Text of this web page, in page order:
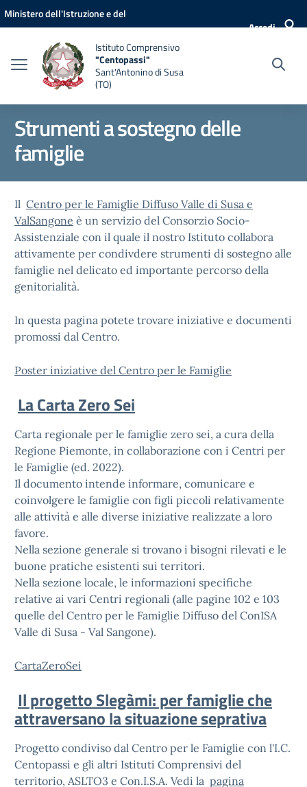
Vai ai contenuti
Vai al menu di navigazione
Vai al footer
Ministero dell'Istruzione e del
Accedi
Istituto Comprensivo
"Centopassi"
Sant'Antonino di Susa
(TO)
Strumenti a sostegno delle
famiglie
Il Centro per le Famiglie Diffuso Valle di Susa e
ValSangone è un servizio del Consorzio Socio-
Assistenziale con il quale il nostro Istituto collabora
attivamente per condivdere strumenti di sostegno alle
famiglie nel delicato ed importante percorso della
genitorialità.
In questa pagina potete trovare iniziative e documenti
promossi dal Centro.
Poster iniziative del Centro per le Famiglie
La Carta Zero Sei
Carta regionale per le famiglie zero sei, a cura della
Regione Piemonte, in collaborazione con i Centri per
le Famiglie (ed. 2022).
Il documento intende informare, comunicare e
coinvolgere le famiglie con figli piccoli relativamente
alle attività e alle diverse iniziative realizzate a loro
favore.
Nella sezione generale si trovano i bisogni rilevati e le
buone pratiche esistenti sui territori.
Nella sezione locale, le informazioni specifiche
relative ai vari Centri regionali (alle pagine 102 e 103
quelle del Centro per le Famiglie Diffuso del ConISA
Valle di Susa - Val Sangone).
CartaZeroSei
Il progetto Slegàmi: per famiglie che
attraversano la situazione seprativa
Progetto condiviso dal Centro per le Famiglie con l'I.C.
Centopassi e gli altri Istituti Comprensivi del
territorio, ASLTO3 e Con.I.S.A. Vedi la pagina